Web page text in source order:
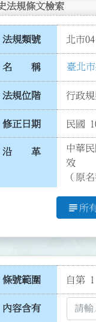
法規條文檢索
法規類號 北市
名 稱 臺北
法規位階 行政
修正日期 民國
沿 革
中華
效
（原
subject 所
條號範圍 自第
內容含有